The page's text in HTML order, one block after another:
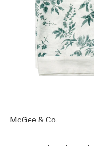
McGee & Co.